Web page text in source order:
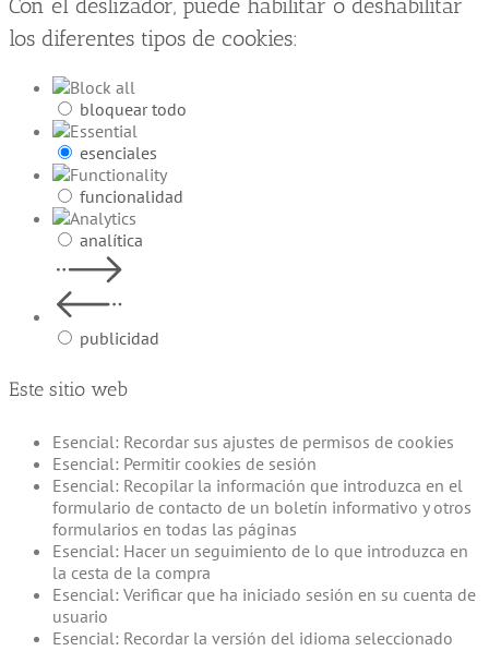
los diferentes tipos de cookies:
bloquear todo
esenciales
funcionalidad
analítica
publicidad
Este sitio web
Esencial: Recordar sus ajustes de permisos de cookies
Esencial: Permitir cookies de sesión
Esencial: Recopilar la información que introduzca en el
formulario de contacto de un boletín informativo y otros
formularios en todas las páginas
Esencial: Hacer un seguimiento de lo que introduzca en
la cesta de la compra
Esencial: Verificar que ha iniciado sesión en su cuenta de
usuario
Esencial: Recordar la versión del idioma seleccionado